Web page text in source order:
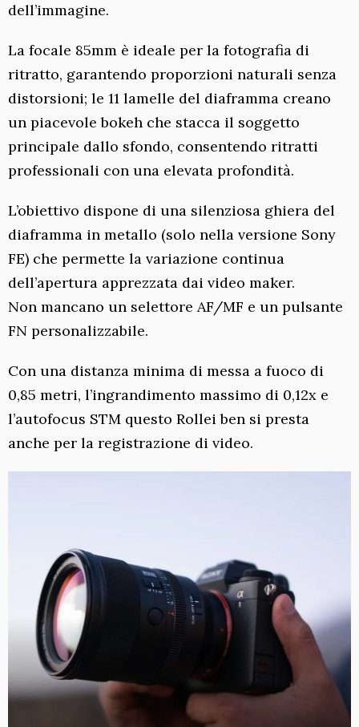
dell’immagine.
La focale 85mm è ideale per la fotografia di
ritratto, garantendo proporzioni naturali senza
distorsioni; le 11 lamelle del diaframma creano
un piacevole bokeh che stacca il soggetto
principale dallo sfondo, consentendo ritratti
professionali con una elevata profondità.
L’obiettivo dispone di una silenziosa ghiera del
diaframma in metallo (solo nella versione Sony
FE) che permette la variazione continua
dell’apertura apprezzata dai video maker.
Non mancano un selettore AF/MF e un pulsante
FN personalizzabile.
Con una distanza minima di messa a fuoco di
0,85 metri, l’ingrandimento massimo di 0,12x e
l’autofocus STM questo Rollei ben si presta
anche per la registrazione di video.